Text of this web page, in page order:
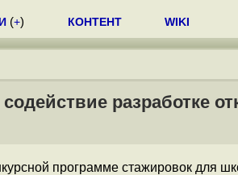
(+) КОНТЕНТ WIKI
разработке
программе стажировок для